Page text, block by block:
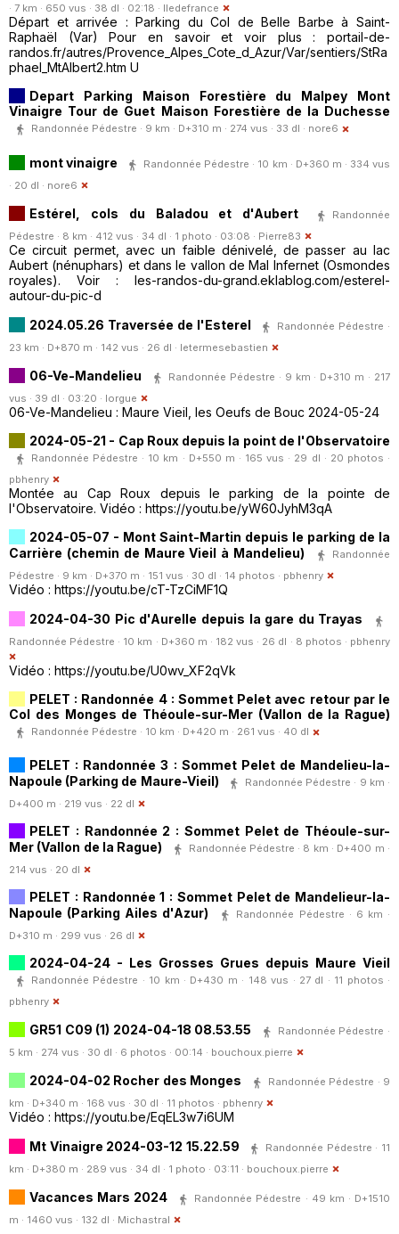
· 7 km · 650 vus · 38 dl · 02:18 · Iledefrance
Départ et arrivée : Parking du Col de Belle Barbe à Saint-
Raphaël (Var) Pour en savoir et voir plus : portail-de-
randos.fr/autres/Provence_Alpes_Cote_d_Azur/Var/sentiers/StRa
phael_MtAlbert2.htm U
Depart Parking Maison Forestière du Malpey Mont
Vinaigre Tour de Guet Maison Forestière de la Duchesse
Randonnée Pédestre · 9 km · D+310 m · 274 vus · 33 dl · nore6
mont vinaigre
Randonnée Pédestre · 10 km · D+360 m · 334 vus
· 20 dl · nore6
Estérel, cols du Baladou et d'Aubert
Randonnée
Pédestre · 8 km · 412 vus · 34 dl · 1 photo · 03:08 · Pierre83
Ce circuit permet, avec un faible dénivelé, de passer au lac
Aubert (nénuphars) et dans le vallon de Mal Infernet (Osmondes
royales). Voir : les-randos-du-grand.eklablog.com/esterel-
autour-du-pic-d
2024.05.26 Traversée de l'Esterel
Randonnée Pédestre ·
23 km · D+870 m · 142 vus · 26 dl · letermesebastien
06-Ve-Mandelieu
Randonnée Pédestre · 9 km · D+310 m · 217
vus · 39 dl · 03:20 · lorgue
06-Ve-Mandelieu : Maure Vieil, les Oeufs de Bouc 2024-05-24
2024-05-21 - Cap Roux depuis la point de l'Observatoire
Randonnée Pédestre · 10 km · D+550 m · 165 vus · 29 dl · 20 photos ·
pbhenry
Montée au Cap Roux depuis le parking de la pointe de
l'Observatoire. Vidéo : https://youtu.be/yW60JyhM3qA
2024-05-07 - Mont Saint-Martin depuis le parking de la
Carrière (chemin de Maure Vieil à Mandelieu)
Randonnée
Pédestre · 9 km · D+370 m · 151 vus · 30 dl · 14 photos · pbhenry
Vidéo : https://youtu.be/cT-TzCiMF1Q
2024-04-30 Pic d'Aurelle depuis la gare du Trayas
Randonnée Pédestre · 10 km · D+360 m · 182 vus · 26 dl · 8 photos · pbhenry
Vidéo : https://youtu.be/U0wv_XF2qVk
PELET : Randonnée 4 : Sommet Pelet avec retour par le
Col des Monges de Théoule-sur-Mer (Vallon de la Rague)
Randonnée Pédestre · 10 km · D+420 m · 261 vus · 40 dl
PELET : Randonnée 3 : Sommet Pelet de Mandelieu-la-
Napoule (Parking de Maure-Vieil)
Randonnée Pédestre · 9 km ·
D+400 m · 219 vus · 22 dl
PELET : Randonnée 2 : Sommet Pelet de Théoule-sur-
Mer (Vallon de la Rague)
Randonnée Pédestre · 8 km · D+400 m ·
214 vus · 20 dl
PELET : Randonnée 1 : Sommet Pelet de Mandelieur-la-
Napoule (Parking Ailes d'Azur)
Randonnée Pédestre · 6 km ·
D+310 m · 299 vus · 26 dl
2024-04-24 - Les Grosses Grues depuis Maure Vieil
Randonnée Pédestre · 10 km · D+430 m · 148 vus · 27 dl · 11 photos ·
pbhenry
GR51 C09 (1) 2024-04-18 08.53.55
Randonnée Pédestre ·
5 km · 274 vus · 30 dl · 6 photos · 00:14 · bouchoux.pierre
2024-04-02 Rocher des Monges
Randonnée Pédestre · 9
km · D+340 m · 168 vus · 30 dl · 11 photos · pbhenry
Vidéo : https://youtu.be/EqEL3w7i6UM
Mt Vinaigre 2024-03-12 15.22.59
Randonnée Pédestre · 11
km · D+380 m · 289 vus · 34 dl · 1 photo · 03:11 · bouchoux.pierre
Vacances Mars 2024
Randonnée Pédestre · 49 km · D+1510
m · 1460 vus · 132 dl · Michastral